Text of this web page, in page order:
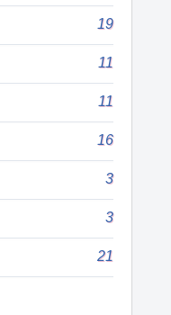
19
11
11
16
3
3
21